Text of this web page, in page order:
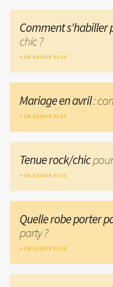
Comment s'habiller
chic ?
EN SAVOIR PLUS
Mariage en avril:
EN SAVOIR PLUS
Tenue rock/chic
EN SAVOIR PLUS
Quelle robe porter
party ?
EN SAVOIR PLUS